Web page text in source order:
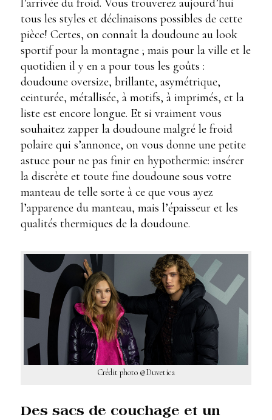
l’arrivée du froid. Vous trouverez aujourd’hui
tous les styles et déclinaisons possibles de cette
pièce! Certes, on connaît la doudoune au look
sportif pour la montagne ; mais pour la ville et le
quotidien il y en a pour tous les goûts :
doudoune oversize, brillante, asymétrique,
ceinturée, métallisée, à motifs, à imprimés, et la
liste est encore longue. Et si vraiment vous
souhaitez zapper la doudoune malgré le froid
polaire qui s’annonce, on vous donne une petite
astuce pour ne pas finir en hypothermie: insérer
la discrète et toute fine doudoune sous votre
manteau de telle sorte à ce que vous ayez
l’apparence du manteau, mais l’épaisseur et les
qualités thermiques de la doudoune.
Crédit photo @Duvetica
Des sacs de couchage et un